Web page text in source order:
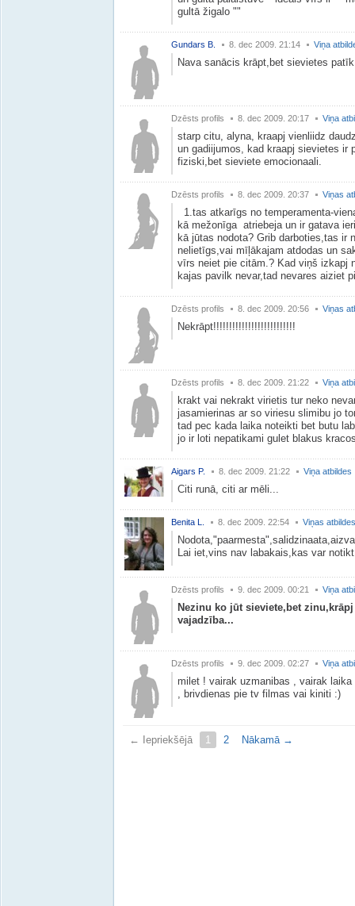
gultā žigalo ""
Gundars B. 8. dec 2009. 21:14 Viņa
Nava sanācis krāpt,bet sievietes
Dzēsts profils 8. dec 2009. 20:17 Viņa
starp citu, alyna, kraapj vienliidz
un gadiijumos, kad kraapj sievietes ir
fiziski,bet sieviete emocionaali.
Dzēsts profils 8. dec 2009. 20:37 Viņas
1.tas atkarīgs no temperamenta-
kā mežonīga atriebeja un ir gatava
kā jūtas nodota? Grib darboties,tas
nelietīgs,vai mīļākajam atdodas un
vīrs neiet pie citām.? Kad viņš izkapj
kajas pavilk nevar,tad
Dzēsts profils 8. dec 2009. 20:56 Viņas
Nekrāpt!!!!!!!!!!!!!!!!!!!!!!!!!!
Dzēsts profils 8. dec 2009. 21:22 Viņa
krakt vai nekrakt virietis tur neko
jasamierinas ar so viriesu slimibu jo
tad pec kada laika noteikti bet butu
jo ir loti nepatikami gulet blakus
Aigars P. 8. dec 2009. 21:22 Viņa atbildes
Citi runā, citi ar mēli...
Benita L. 8. dec 2009. 22:54 Viņas atbildes
Lai iet,vins nav labakais,kas var
Dzēsts profils 9. dec 2009. 00:21 Viņa
Nezinu ko jūt sieviete,bet
vajadzība...
Dzēsts profils 9. dec 2009. 02:27 Viņa
milet ! vairak uzmanibas , vairak
, brivdienas pie tv filmas vai kiniti :)
← Iepriekšējā 1 2 Nākamā →